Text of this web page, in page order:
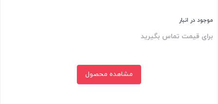
موجود در انبار
برای قیمت تماس بگیرید
مشاهده محصول